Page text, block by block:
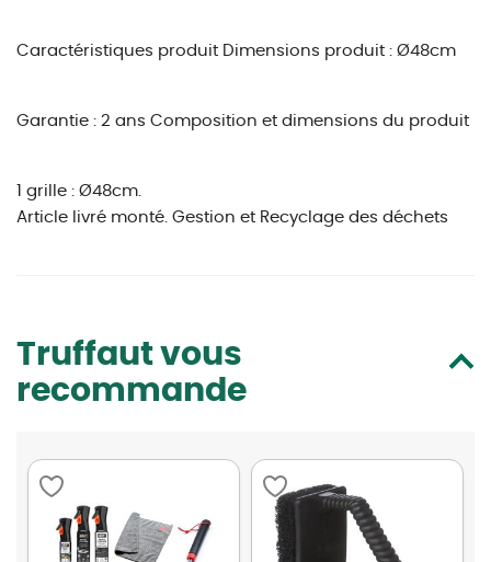
Caractéristiques produit Dimensions produit : Ø48cm
Garantie : 2 ans Composition et dimensions du produit
1 grille : Ø48cm.
Article livré monté. Gestion et Recyclage des déchets
Truffaut vous
recommande